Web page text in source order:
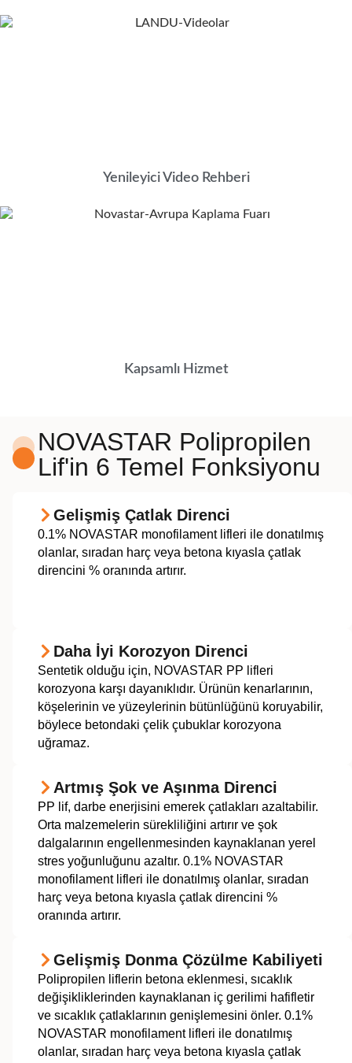
Yenileyici Video Rehberi
Kapsamlı Hizmet
NOVASTAR Polipropilen
Lif'in 6 Temel Fonksiyonu
Gelişmiş Çatlak Direnci
0.1% NOVASTAR monofilament lifleri ile donatılmış
olanlar, sıradan harç veya betona kıyasla çatlak
direncini % oranında artırır.
Daha İyi Korozyon Direnci
Sentetik olduğu için, NOVASTAR PP lifleri
korozyona karşı dayanıklıdır. Ürünün kenarlarının,
köşelerinin ve yüzeylerinin bütünlüğünü koruyabilir,
böylece betondaki çelik çubuklar korozyona
uğramaz.
Artmış Şok ve Aşınma Direnci
PP lif, darbe enerjisini emerek çatlakları azaltabilir.
Orta malzemelerin sürekliliğini artırır ve şok
dalgalarının engellenmesinden kaynaklanan yerel
stres yoğunluğunu azaltır. 0.1% NOVASTAR
monofilament lifleri ile donatılmış olanlar, sıradan
harç veya betona kıyasla çatlak direncini %
oranında artırır.
Gelişmiş Donma Çözülme Kabiliyeti
Polipropilen liflerin betona eklenmesi, sıcaklık
değişikliklerinden kaynaklanan iç gerilimi hafifletir
ve sıcaklık çatlaklarının genişlemesini önler. 0.1%
NOVASTAR monofilament lifleri ile donatılmış
olanlar, sıradan harç veya betona kıyasla çatlak